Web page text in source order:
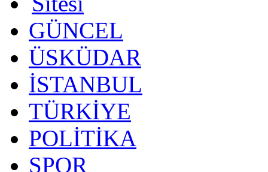
GÜNCEL
ÜSKÜDAR
İSTANBUL
TÜRKİYE
POLİTİKA
SPOR